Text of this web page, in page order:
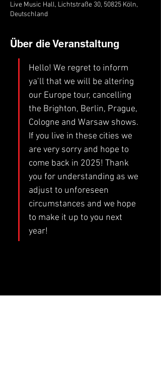
Live Music Hall, Lichtstraße 30, 50825 Köln,
Deutschland
Über die Veranstaltung
Hello! We regret to inform
ya’ll that we will be altering
our Europe tour, cancelling
the Brighton, Berlin, Prague,
Cologne and Warsaw shows.
If you live in these cities we
are very sorry and hope to
come back in 2025! Thank
you for understanding as we
adjust to unforeseen
circumstances and we hope
to make it up to you next
year!